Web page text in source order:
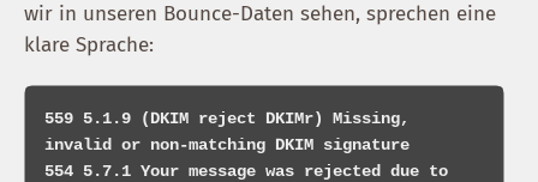
wir in unseren Bounce-Daten sehen, sprechen eine
klare Sprache:
559 5.1.9 (DKIM reject DKIMr) Missing,
invalid or non-matching DKIM signature
554 5.7.1 Your message was rejected due to